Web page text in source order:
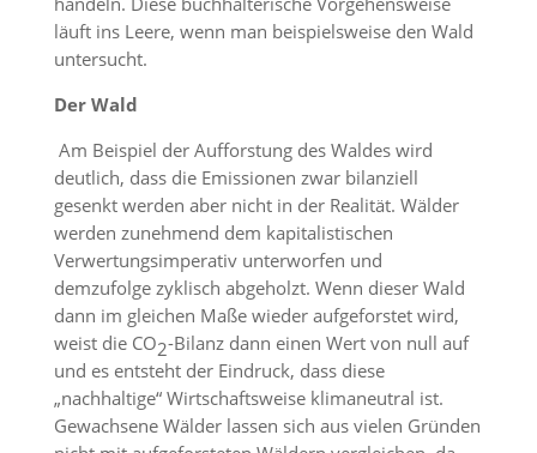
läuft ins Leere, wenn man beispielsweise den Wald
untersucht.
Der Wald
Am Beispiel der Aufforstung des Waldes wird
deutlich, dass die Emissionen zwar bilanziell
gesenkt werden aber nicht in der Realität. Wälder
werden zunehmend dem kapitalistischen
Verwertungsimperativ unterworfen und
demzufolge zyklisch abgeholzt. Wenn dieser Wald
dann im gleichen Maße wieder aufgeforstet wird,
weist die CO2-Bilanz dann einen Wert von null auf
und es entsteht der Eindruck, dass diese
„nachhaltige“ Wirtschaftsweise klimaneutral ist.
Gewachsene Wälder lassen sich aus vielen Gründen